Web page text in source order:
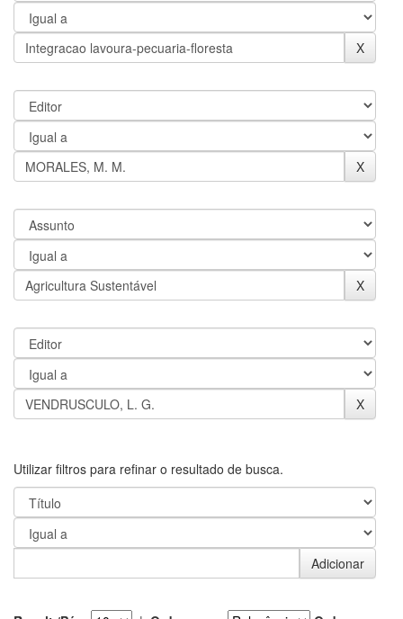
Utilizar filtros para refinar o resultado de busca.